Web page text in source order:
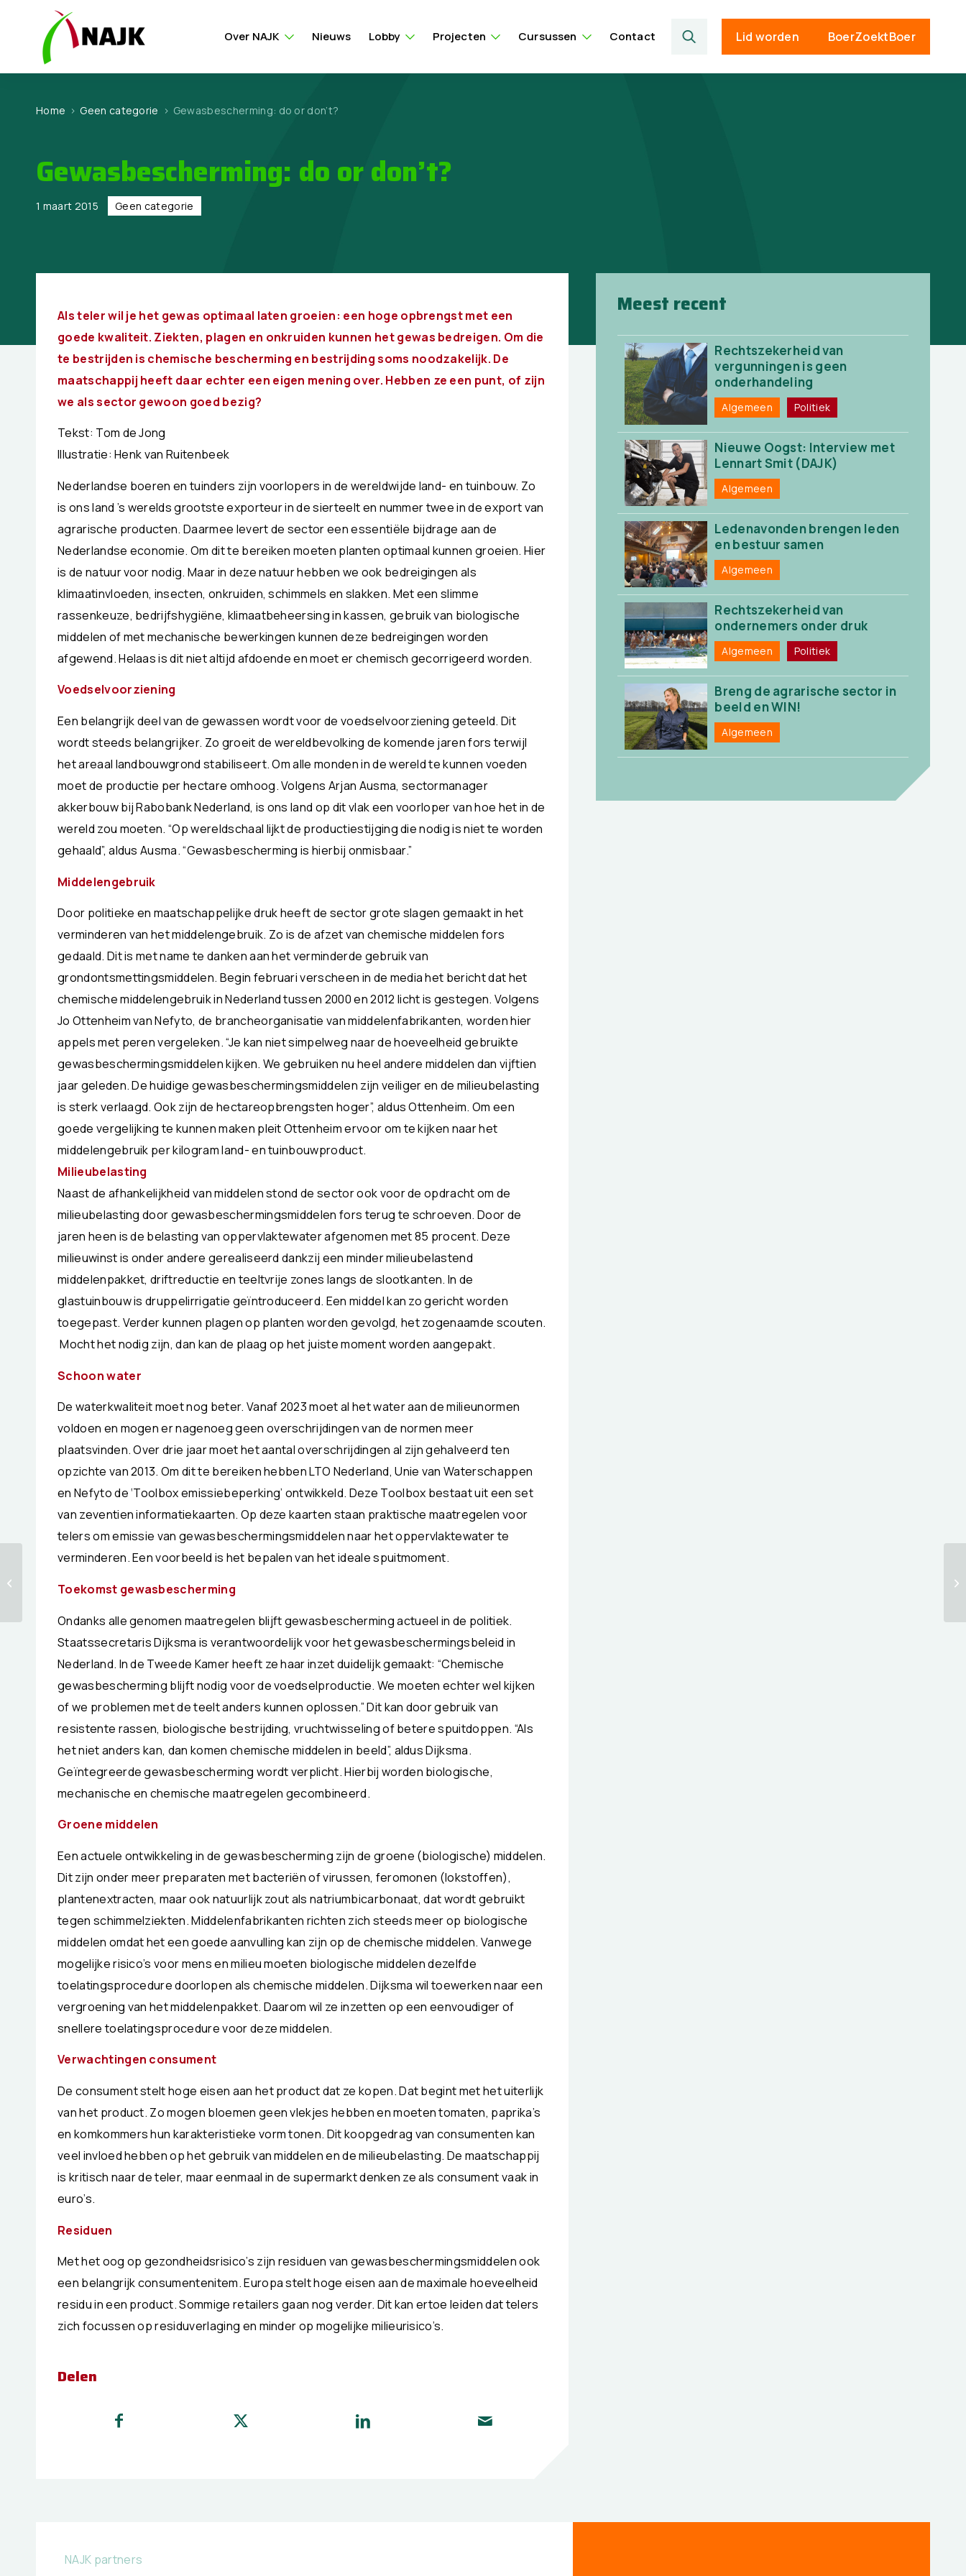
Over NAJK Nieuws Lobby Projecten Cursussen Contact Lid worden BoerZoektBoer
Home > Geen categorie > Gewasbescherming: do or don’t?
Gewasbescherming: do or don’t?
1 maart 2015 Geen categorie
Als teler wil je het gewas optimaal laten groeien: een hoge opbrengst met een
goede kwaliteit. Ziekten, plagen en onkruiden kunnen het gewas bedreigen. Om die
te bestrijden is chemische bescherming en bestrijding soms noodzakelijk. De
maatschappij heeft daar echter een eigen mening over. Hebben ze een punt, of zijn
we als sector gewoon goed bezig?
Tekst: Tom de Jong
Illustratie: Henk van Ruitenbeek
Nederlandse boeren en tuinders zijn voorlopers in de wereldwijde land- en tuinbouw. Zo
is ons land ’s werelds grootste exporteur in de sierteelt en nummer twee in de export van
agrarische producten. Daarmee levert de sector een essentiële bijdrage aan de
Nederlandse economie. Om dit te bereiken moeten planten optimaal kunnen groeien. Hier
is de natuur voor nodig. Maar in deze natuur hebben we ook bedreigingen als
klimaatinvloeden, insecten, onkruiden, schimmels en slakken. Met een slimme
rassenkeuze, bedrijfshygiëne, klimaatbeheersing in kassen, gebruik van biologische
middelen of met mechanische bewerkingen kunnen deze bedreigingen worden
afgewend. Helaas is dit niet altijd afdoende en moet er chemisch gecorrigeerd worden.
Voedselvoorziening
Een belangrijk deel van de gewassen wordt voor de voedselvoorziening geteeld. Dit
wordt steeds belangrijker. Zo groeit de wereldbevolking de komende jaren fors terwijl
het areaal landbouwgrond stabiliseert. Om alle monden in de wereld te kunnen voeden
moet de productie per hectare omhoog. Volgens Arjan Ausma, sectormanager
akkerbouw bij Rabobank Nederland, is ons land op dit vlak een voorloper van hoe het in de
wereld zou moeten. “Op wereldschaal lijkt de productiestijging die nodig is niet te worden
gehaald”, aldus Ausma. “Gewasbescherming is hierbij onmisbaar.”
Middelengebruik
Door politieke en maatschappelijke druk heeft de sector grote slagen gemaakt in het
verminderen van het middelengebruik. Zo is de afzet van chemische middelen fors
gedaald. Dit is met name te danken aan het verminderde gebruik van
grondontsmettingsmiddelen. Begin februari verscheen in de media het bericht dat het
chemische middelengebruik in Nederland tussen 2000 en 2012 licht is gestegen. Volgens
Jo Ottenheim van Nefyto, de brancheorganisatie van middelenfabrikanten, worden hier
appels met peren vergeleken. “Je kan niet simpelweg naar de hoeveelheid gebruikte
gewasbeschermingsmiddelen kijken. We gebruiken nu heel andere middelen dan vijftien
jaar geleden. De huidige gewasbeschermingsmiddelen zijn veiliger en de milieubelasting
is sterk verlaagd. Ook zijn de hectareopbrengsten hoger”, aldus Ottenheim. Om een
goede vergelijking te kunnen maken pleit Ottenheim ervoor om te kijken naar het
middelengebruik per kilogram land- en tuinbouwproduct.
Milieubelasting
Naast de afhankelijkheid van middelen stond de sector ook voor de opdracht om de
milieubelasting door gewasbeschermingsmiddelen fors terug te schroeven. Door de
jaren heen is de belasting van oppervlaktewater afgenomen met 85 procent. Deze
milieuwinst is onder andere gerealiseerd dankzij een minder milieubelastend
middelenpakket, driftreductie en teeltvrije zones langs de slootkanten. In de
glastuinbouw is druppelirrigatie geïntroduceerd. Een middel kan zo gericht worden
toegepast. Verder kunnen plagen op planten worden gevolgd, het zogenaamde scouten.
Mocht het nodig zijn, dan kan de plaag op het juiste moment worden aangepakt.
Schoon water
De waterkwaliteit moet nog beter. Vanaf 2023 moet al het water aan de milieunormen
voldoen en mogen er nagenoeg geen overschrijdingen van de normen meer
plaatsvinden. Over drie jaar moet het aantal overschrijdingen al zijn gehalveerd ten
opzichte van 2013. Om dit te bereiken hebben LTO Nederland, Unie van Waterschappen
en Nefyto de ‘Toolbox emissiebeperking’ ontwikkeld. Deze Toolbox bestaat uit een set
van zeventien informatiekaarten. Op deze kaarten staan praktische maatregelen voor
telers om emissie van gewasbeschermingsmiddelen naar het oppervlaktewater te
verminderen. Een voorbeeld is het bepalen van het ideale spuitmoment.
Toekomst gewasbescherming
Ondanks alle genomen maatregelen blijft gewasbescherming actueel in de politiek.
Staatssecretaris Dijksma is verantwoordelijk voor het gewasbeschermingsbeleid in
Nederland. In de Tweede Kamer heeft ze haar inzet duidelijk gemaakt: “Chemische
gewasbescherming blijft nodig voor de voedselproductie. We moeten echter wel kijken
of we problemen met de teelt anders kunnen oplossen.” Dit kan door gebruik van
resistente rassen, biologische bestrijding, vruchtwisseling of betere spuitdoppen. “Als
het niet anders kan, dan komen chemische middelen in beeld”, aldus Dijksma.
Geïntegreerde gewasbescherming wordt verplicht. Hierbij worden biologische,
mechanische en chemische maatregelen gecombineerd.
Groene middelen
Een actuele ontwikkeling in de gewasbescherming zijn de groene (biologische) middelen.
Dit zijn onder meer preparaten met bacteriën of virussen, feromonen (lokstoffen),
plantenextracten, maar ook natuurlijk zout als natriumbicarbonaat, dat wordt gebruikt
tegen schimmelziekten. Middelenfabrikanten richten zich steeds meer op biologische
middelen omdat het een goede aanvulling kan zijn op de chemische middelen. Vanwege
mogelijke risico’s voor mens en milieu moeten biologische middelen dezelfde
toelatingsprocedure doorlopen als chemische middelen. Dijksma wil toewerken naar een
vergroening van het middelenpakket. Daarom wil ze inzetten op een eenvoudiger of
snellere toelatingsprocedure voor deze middelen.
Verwachtingen consument
De consument stelt hoge eisen aan het product dat ze kopen. Dat begint met het uiterlijk
van het product. Zo mogen bloemen geen vlekjes hebben en moeten tomaten, paprika’s
en komkommers hun karakteristieke vorm tonen. Dit koopgedrag van consumenten kan
veel invloed hebben op het gebruik van middelen en de milieubelasting. De maatschappij
is kritisch naar de teler, maar eenmaal in de supermarkt denken ze als consument vaak in
euro’s.
Residuen
Met het oog op gezondheidsrisico’s zijn residuen van gewasbeschermingsmiddelen ook
een belangrijk consumentenitem. Europa stelt hoge eisen aan de maximale hoeveelheid
residu in een product. Sommige retailers gaan nog verder. Dit kan ertoe leiden dat telers
zich focussen op residuverlaging en minder op mogelijke milieurisico’s.
Delen
Meest recent
Rechtszekerheid van
vergunningen is geen
onderhandeling
Algemeen Politiek
Nieuwe Oogst: Interview met
Lennart Smit (DAJK)
Algemeen
Ledenavonden brengen leden
en bestuur samen
Algemeen
Rechtszekerheid van
ondernemers onder druk
Algemeen Politiek
Breng de agrarische sector in
beeld en WIN!
Algemeen
NAJK partners
jouw idee!